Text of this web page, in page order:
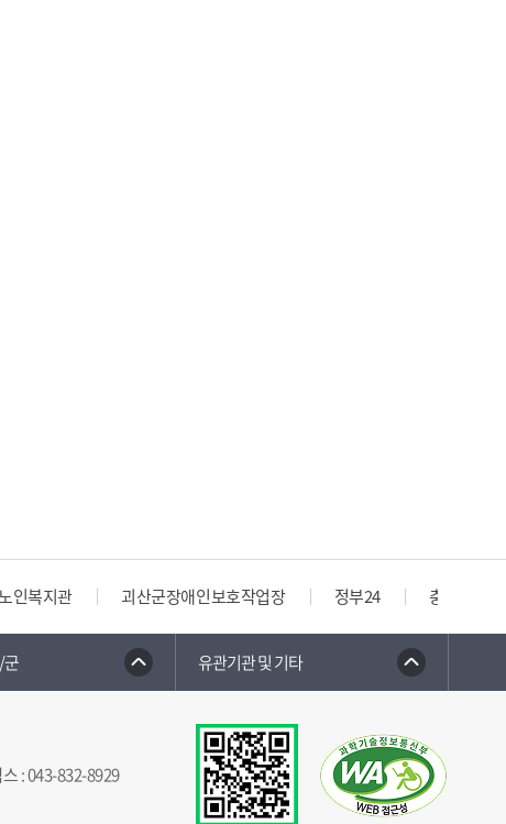
인복지관 괴산군장애인보호작업장 정부24 충청북도
군 유관기관 및 기타
:043-832-8929